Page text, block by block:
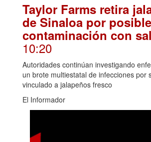
Taylor Farms retira
de Sinaloa por posible
contaminación con
10:20
Autoridades continúan investigando
un brote multiestatal de infecciones por
vinculado a jalapeños fresco
El Informador